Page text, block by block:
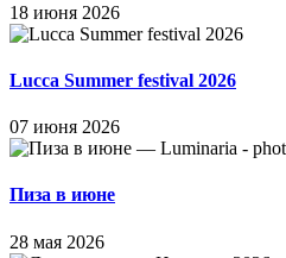
18 июня 2026
Lucca Summer festival 2026
07 июня 2026
Пиза в июне
28 мая 2026